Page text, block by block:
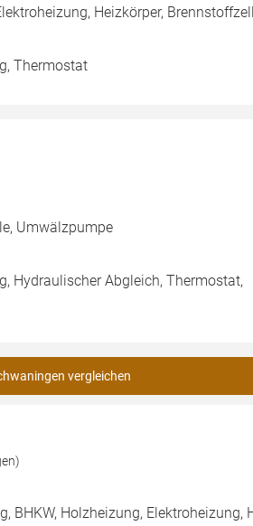
Heizkörper,
Thermostat
Umwälzpumpe
Hydraulischer Abgleich, Thermostat,
vergleichen
BHKW, Holzheizung, Elektroheizung,